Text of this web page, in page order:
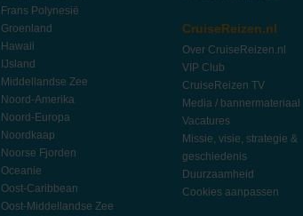
Frans Polynesië
Groenland
Hawaii
IJsland
Middellandse Zee
Noord-Amerika
Noord-Europa
Noordkaap
Noorse Fjorden
Oceanie
Oost-Caribbean
Oost-Middellandse Zee
CruiseReizen.nl
Over CruiseReizen.nl
VIP Club
CruiseReizen TV
Media / bannermateriaal
Vacatures
Missie, visie, strategie &
geschiedenis
Duurzaamheid
Cookies aanpassen